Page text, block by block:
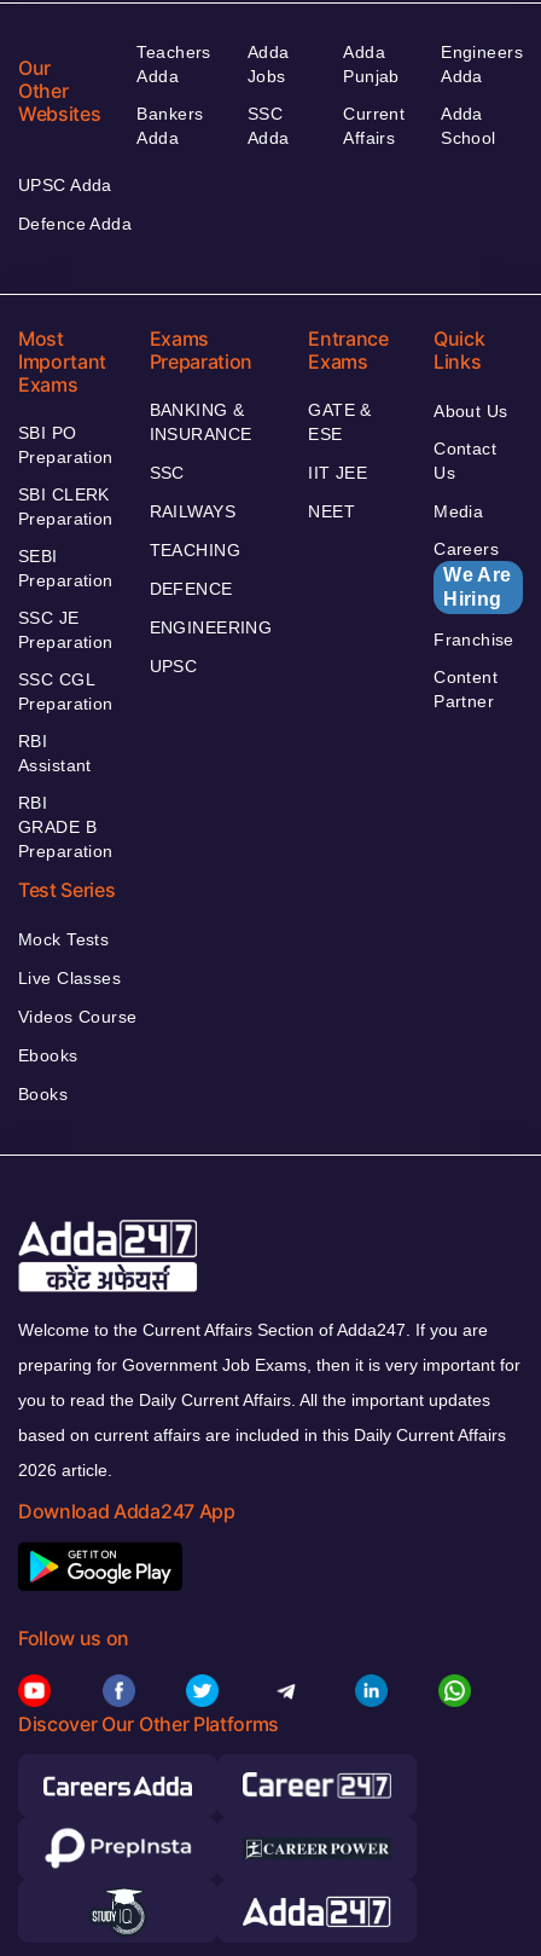
Our
Other
Websites
Teachers
Adda
Bankers
Adda
Adda
Jobs
SSC
Adda
Adda
Punjab
Current
Affairs
Engineers
Adda
Adda
School
UPSC Adda
Defence Adda
Most
Important
Exams
SBI PO
Preparation
SBI CLERK
Preparation
SEBI
Preparation
SSC JE
Preparation
SSC CGL
Preparation
RBI
Assistant
RBI
GRADE B
Preparation
Exams
Preparation
BANKING &
INSURANCE
SSC
RAILWAYS
TEACHING
DEFENCE
ENGINEERING
UPSC
Entrance
Exams
GATE &
ESE
IIT JEE
NEET
Quick
Links
About Us
Contact
Us
Media
Careers
We Are
Hiring
Franchise
Content
Partner
Test Series
Mock Tests
Live Classes
Videos Course
Ebooks
Books
Welcome to the Current Affairs Section of Adda247. If you are
preparing for Government Job Exams, then it is very important for
you to read the Daily Current Affairs. All the important updates
based on current affairs are included in this Daily Current Affairs
2026 article.
Download Adda247 App
Follow us on
Discover Our Other Platforms